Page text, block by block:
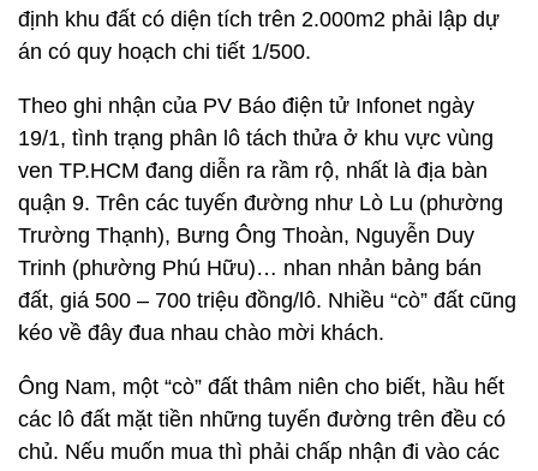
định khu đất có diện tích trên 2.000m2 phải lập dự
án có quy hoạch chi tiết 1/500.
Theo ghi nhận của PV Báo điện tử Infonet ngày
19/1, tình trạng phân lô tách thửa ở khu vực vùng
ven TP.HCM đang diễn ra rầm rộ, nhất là địa bàn
quận 9. Trên các tuyến đường như Lò Lu (phường
Trường Thạnh), Bưng Ông Thoàn, Nguyễn Duy
Trinh (phường Phú Hữu)… nhan nhản bảng bán
đất, giá 500 – 700 triệu đồng/lô. Nhiều “cò” đất cũng
kéo về đây đua nhau chào mời khách.
Ông Nam, một “cò” đất thâm niên cho biết, hầu hết
các lô đất mặt tiền những tuyến đường trên đều có
chủ. Nếu muốn mua thì phải chấp nhận đi vào các